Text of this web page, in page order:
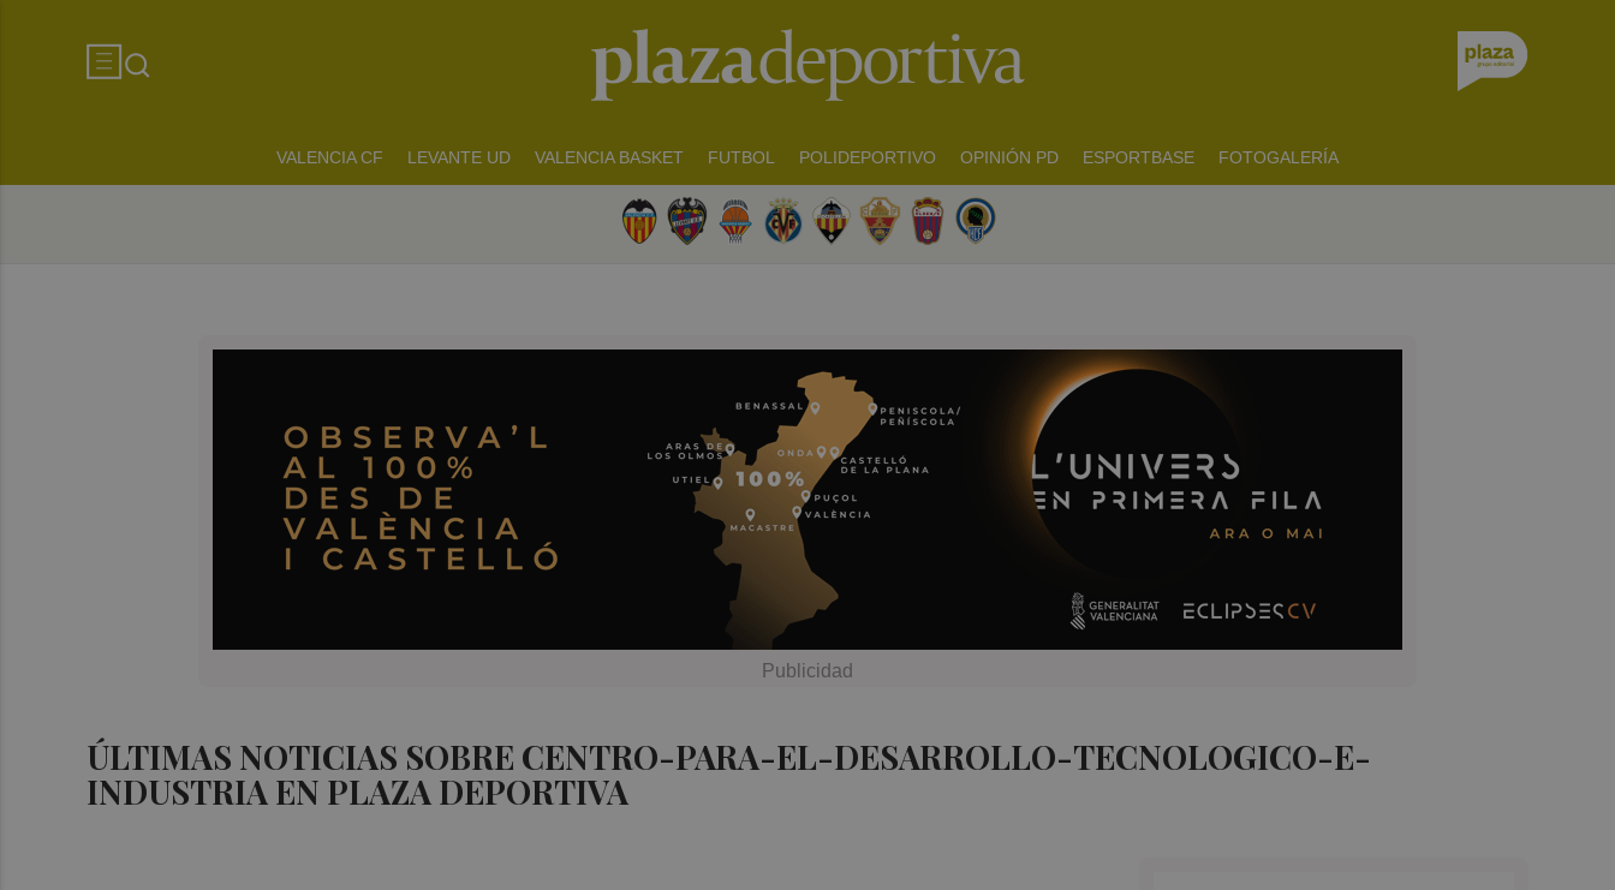
VALENCIA CF LEVANTE UD VALENCIA BASKET FUTBOL POLIDEPORTIVO OPINIÓN PD ESPORTBASE FOTOGALERÍA
ÚLTIMAS NOTICIAS SOBRE CENTRO-PARA-EL-DESARROLLO-TECNOLOGICO-E-
INDUSTRIA EN PLAZA DEPORTIVA